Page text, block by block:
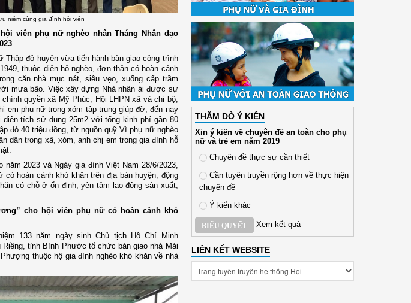
niệm cùng gia đình hội viên
viên phụ nữ nghèo nhân Tháng Nhân đạo
đỏ huyện vừa tiến hành bàn giao công trình
thuộc diện hộ nghèo, đơn thân có hoàn cảnh
căn nhà mục nát, siêu vẹo, xuống cấp trầm
mưa bão. Việc xây dựng Nhà nhân ái được sự
quyền xã Mỹ Phúc, Hội LHPN xã và chi bộ,
em phụ nữ trong xóm tập trung giúp đỡ, đến nay
tích sử dụng 25m2 với tổng kinh phí gần 80
đỏ 40 triệu đồng, từ nguồn quỹ Vì phụ nữ nghèo
dân trong xã, xóm, anh chị em trong gia đình hỗ
2023 và Ngày gia đình Việt Nam 28/6/2023,
hoàn cảnh khó khăn trên địa bàn huyện, động
có chỗ ở ổn định, yên tâm lao động sản xuất,
cho hội viên phụ nữ có hoàn cảnh khó
133 năm ngày sinh Chủ tịch Hồ Chí Minh
Riềng, tỉnh Bình Phước tổ chức bàn giao nhà Mái
thuộc hộ gia đình nghèo khó khăn về nhà
THĂM DÒ Ý KIẾN
Xin ý kiến về chuyên đề an toàn cho phụ
nữ và trẻ em năm 2019
Chuyên đề thực sự cần thiết
Cần tuyên truyền rộng hơn về thực hiện
chuyên đề
Ý kiến khác
BIỂU QUYẾT Xem kết quả
LIÊN KẾT WEBSITE